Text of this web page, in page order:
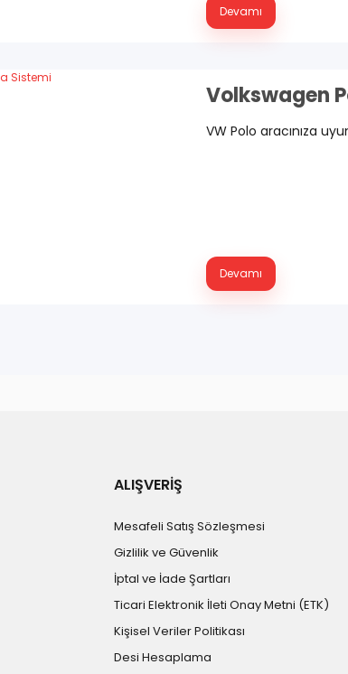
Devamı
Volkswagen
VW Polo aracınıza
Devamı
ALIŞVERİŞ
Mesafeli Satış Sözleşmesi
Gizlilik ve Güvenlik
İptal ve İade Şartları
Ticari Elektronik İleti Onay Metni (ETK)
Kişisel Veriler Politikası
Desi Hesaplama